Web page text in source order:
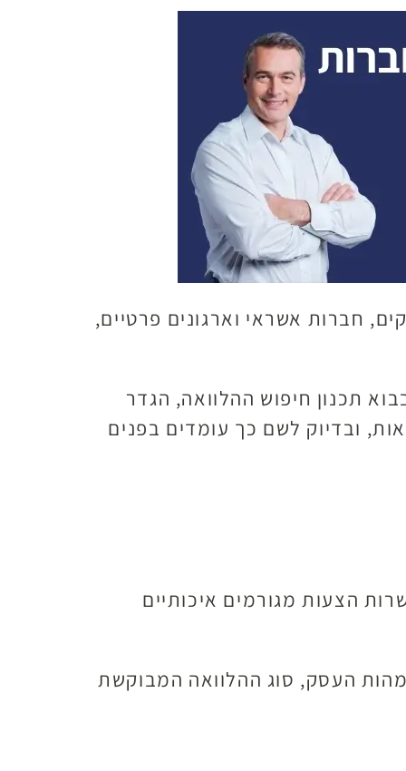
חברות אשראי וארגונים פרטיים,
תכנון חיפוש ההלוואה, הגדר
ובדיוק לשם כך עומדים בפנים
הצעות מגורמים איכותיים
העסק, סוג ההלוואה המבוקשת